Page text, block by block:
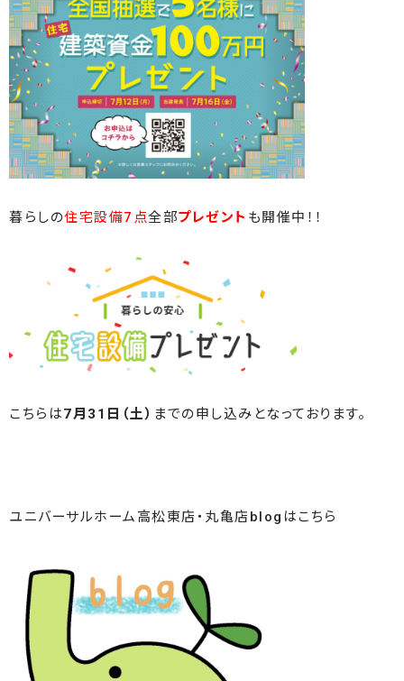
暮らしの住宅設備7点全部プレゼント も開催中！！
こちらは7月31日（土） までの申し込みとなっております。
ユニバーサルホーム高松東店・丸亀店blogはこちら